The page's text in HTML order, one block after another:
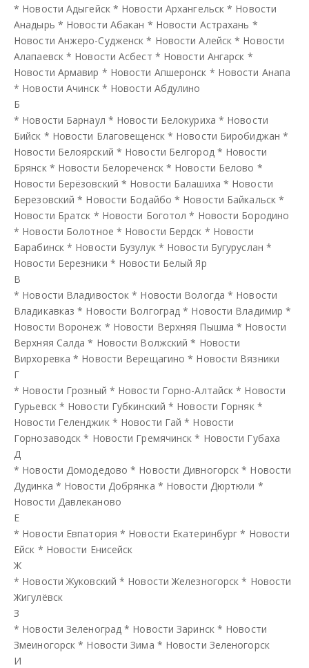
* Новости Адыгейск * Новости Архангельск * Новости
Анадырь * Новости Абакан * Новости Астрахань *
Новости Анжеро-Судженск * Новости Алейск * Новости
Алапаевск * Новости Асбест * Новости Ангарск *
Новости Армавир * Новости Апшеронск * Новости Анапа
* Новости Ачинск * Новости Абдулино
Б
* Новости Барнаул * Новости Белокуриха * Новости
Бийск * Новости Благовещенск * Новости Биробиджан *
Новости Белоярский * Новости Белгород * Новости
Брянск * Новости Белореченск * Новости Белово *
Новости Берёзовский * Новости Балашиха * Новости
Березовский * Новости Бодайбо * Новости Байкальск *
Новости Братск * Новости Боготол * Новости Бородино
* Новости Болотное * Новости Бердск * Новости
Барабинск * Новости Бузулук * Новости Бугуруслан *
Новости Березники * Новости Белый Яр
В
* Новости Владивосток * Новости Вологда * Новости
Владикавказ * Новости Волгоград * Новости Владимир *
Новости Воронеж * Новости Верхняя Пышма * Новости
Верхняя Салда * Новости Волжский * Новости
Вирхоревка * Новости Верещагино * Новости Вязники
Г
* Новости Грозный * Новости Горно-Алтайск * Новости
Гурьевск * Новости Губкинский * Новости Горняк *
Новости Геленджик * Новости Гай * Новости
Горнозаводск * Новости Гремячинск * Новости Губаха
Д
* Новости Домодедово * Новости Дивногорск * Новости
Дудинка * Новости Добрянка * Новости Дюртюли *
Новости Давлеканово
Е
* Новости Евпатория * Новости Екатеринбург * Новости
Ейск * Новости Енисейск
Ж
* Новости Жуковский * Новости Железногорск * Новости
Жигулёвск
З
* Новости Зеленоград * Новости Заринск * Новости
Змеиногорск * Новости Зима * Новости Зеленогорск
И